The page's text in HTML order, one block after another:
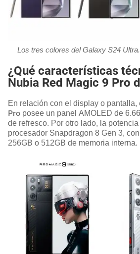
Los tres colores del Galaxy S24
¿Qué características
Nubia Red Magic 9 Pro
En relación con el display o pantalla,
Pro posee un panel AMOLED de
de refresco. Por otro lado, la
procesador Snapdragon 8 Gen 3,
256GB o 512GB de memoria interna.